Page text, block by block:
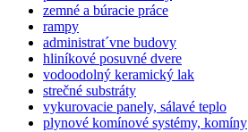
zemné a búracie práce
rampy
administrat´vne budovy
hliníkové posuvné dvere
vodoodolný keramický lak
strečné substráty
vykurovacie panely, sálavé teplo
plynové komínové systémy, komíny